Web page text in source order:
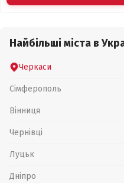
Найбільші міста в
Черкаси
Сімферополь
Вінниця
Чернівці
Луцьк
Дніпро